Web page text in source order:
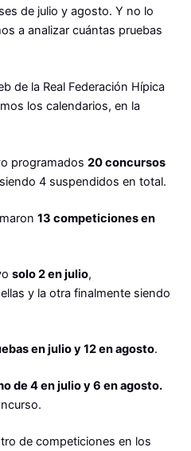
de julio y agosto. Y no lo
a analizar cuántas pruebas
de la Real Federación Hípica
los calendarios, en la
programados20 concursos
4 suspendidos en total.
13 competiciones en
solo 2 en julio,
y la otra finalmente siendo
en julio y 12 en agosto.
de 4 en julio y 6 en agosto.
de competiciones en los